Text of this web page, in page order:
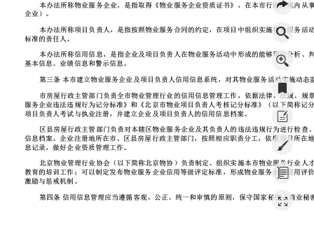
本办法所称物业 服务企业，是指取得《物业服务企业资质证书》 ，在本市行政区域内从
企业）。
本办法所称项目 负责人，是指按照物业服务合同 的约定，在项目 中组织实施物业 服务活
标准的责任人。
本办法所称信用信息，是指企业 及项目负责人在物业服务活动中 形成的能够用以 分析、
基本信息、业绩信息和警示信息 。
第三条 本市建立物业服务企业及项目负责 人信用信息系统 ，对其物业服务活动实施动态
市房屋行政主管部门负责全市物业管理行业的信 用信息管理工作 ，依据法律、法规、规
服务企业违法违 规行为记分标准 》和《北京市物业项目负责人考核记分标准》（ 以下简称记
项目负责人考试 与执业注册，并建立企业及项目 负责人的信用信 息档案。
区县房屋行政主管部门负责对本辖区物业服务企业及其负责人的 违法违规行为进行检查
信息档案。企业 注册地所在市、 区县房屋行政主管部门，按照相 应职责分工，依据项目所在
息记录，做好企 业资质管理工作 。
北京物业管理行业协会（以下简称北京物协）负 责制定、组织实 施本市物业服务行业人
教育的培训工作 ；可以制定发布物业服务企业信 用等级评定标准 ，形成物业服务 企业信用评
激励与惩戒机制 。
第四条 信用信息管理应当遵循客观、公正 、统一和审慎的 原则，保守国家秘密、商业秘